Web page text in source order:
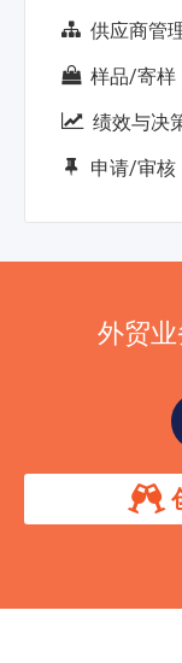
供应商管
样品/寄样
绩效与决
申请/审核
外贸